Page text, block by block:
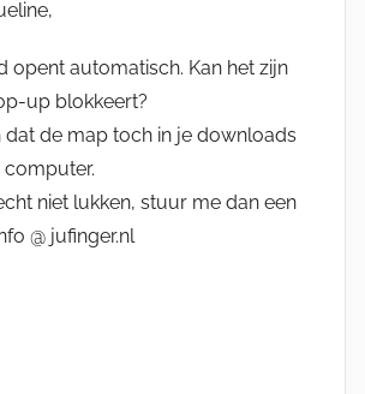
opent automatisch. Kan het zijn
up blokkeert?
dat de map toch in je downloads
niet lukken, stuur me dan een
@ jufinger.nl